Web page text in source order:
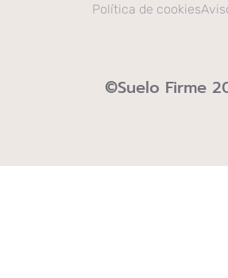
Política de cookies
©Suelo Firme